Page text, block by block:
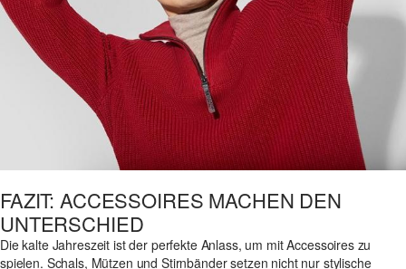
FAZIT: ACCESSOIRES MACHEN DEN
UNTERSCHIED
Die kalte Jahreszeit ist der perfekte Anlass, um mit Accessoires zu
spielen. Schals, Mützen und Stirnbänder setzen nicht nur stylische